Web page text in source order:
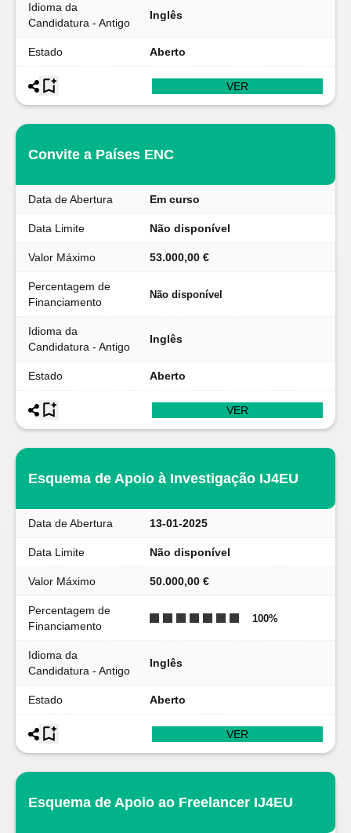
Idioma da
Candidatura - Antigo
Inglês
Estado Aberto
VER
Convite a Países ENC
Data de Abertura Em curso
Data Limite Não disponível
Valor Máximo 53.000,00 €
Percentagem de
Financiamento
Não disponível
Idioma da
Candidatura - Antigo
Inglês
Estado Aberto
VER
Esquema de Apoio à Investigação IJ4EU
Data de Abertura 13-01-2025
Data Limite Não disponível
Valor Máximo 50.000,00 €
Percentagem de
Financiamento
100%
Idioma da
Candidatura - Antigo
Inglês
Estado Aberto
VER
Esquema de Apoio ao Freelancer IJ4EU